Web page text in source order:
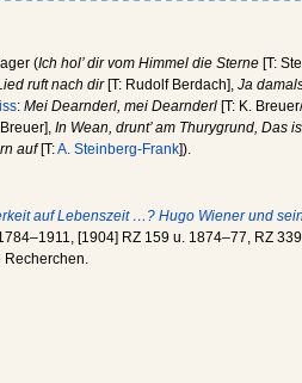
(Ich hol’ dir vom Himmel die Sterne [T:
ruft nach dir[T: Rudolf Berdach], Ja
: Mei Dearnderl, mei Dearnderl [T: K.
In Wean, drunt’ am Thurygrund, Das
auf[T:A. Steinberg-Frank]).
auf Lebenszeit …? Hugo Wiener und
[1904] RZ 159 u. 1874–77, RZ
Recherchen.